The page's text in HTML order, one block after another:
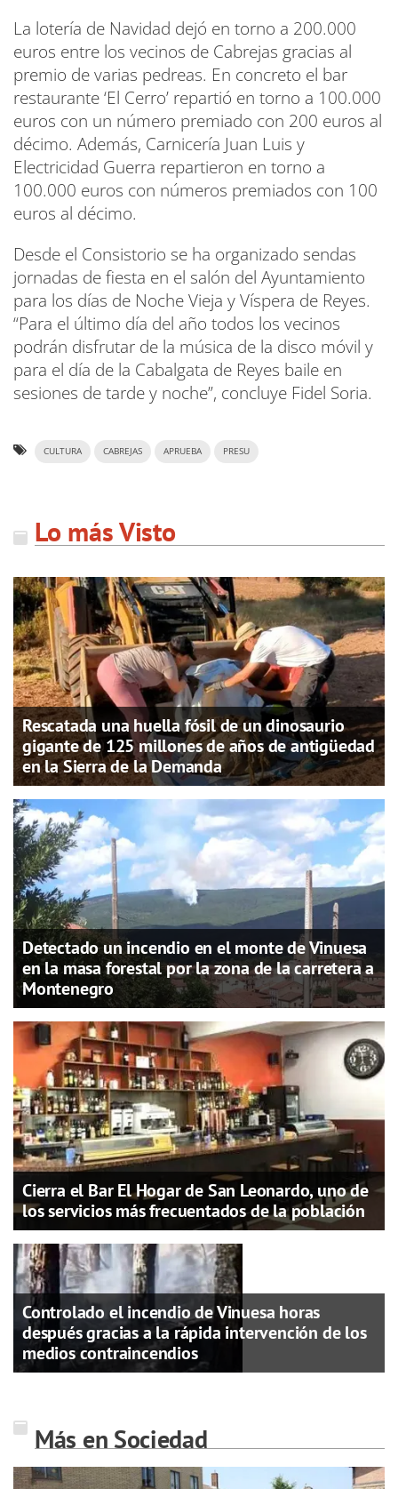
La lotería de Navidad dejó en torno a 200.000
euros entre los vecinos de Cabrejas gracias al
premio de varias pedreas. En concreto el bar
restaurante ‘El Cerro’ repartió en torno a 100.000
euros con un número premiado con 200 euros al
décimo. Además, Carnicería Juan Luis y
Electricidad Guerra repartieron en torno a
100.000 euros con números premiados con 100
euros al décimo.
Desde el Consistorio se ha organizado sendas
jornadas de fiesta en el salón del Ayuntamiento
para los días de Noche Vieja y Víspera de Reyes.
“Para el último día del año todos los vecinos
podrán disfrutar de la música de la disco móvil y
para el día de la Cabalgata de Reyes baile en
sesiones de tarde y noche”, concluye Fidel Soria.
CULTURA CABREJAS APRUEBA PRESU
Lo más Visto
Rescatada una huella fósil de un dinosaurio
gigante de 125 millones de años de antigüedad
en la Sierra de la Demanda
Detectado un incendio en el monte de Vinuesa
en la masa forestal por la zona de la carretera a
Montenegro
Cierra el Bar El Hogar de San Leonardo, uno de
los servicios más frecuentados de la población
Controlado el incendio de Vinuesa horas
después gracias a la rápida intervención de los
medios contraincendios
Más en Sociedad